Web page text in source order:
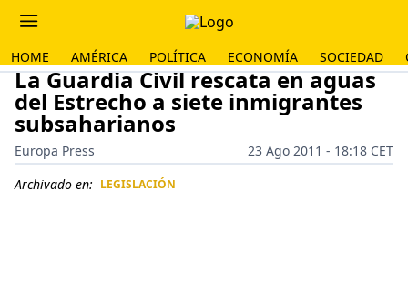
HOME AMÉRICA POLÍTICA ECONOMÍA SOCIEDAD
La Guardia Civil rescata en aguas
del Estrecho a siete inmigrantes
subsaharianos
Europa Press
23 Ago 2011 - 18:18 CET
Archivado en: LEGISLACIÓN